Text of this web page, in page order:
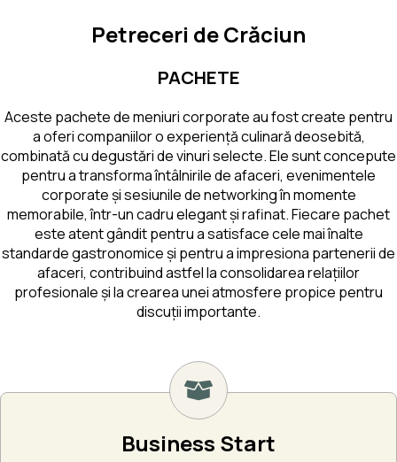
Petreceri de Crăciun
PACHETE
Aceste pachete de meniuri corporate au fost create pentru
a oferi companiilor o experiență culinară deosebită,
combinată cu degustări de vinuri selecte. Ele sunt concepute
pentru a transforma întâlnirile de afaceri, evenimentele
corporate și sesiunile de networking în momente
memorabile, într-un cadru elegant și rafinat. Fiecare pachet
este atent gândit pentru a satisface cele mai înalte
standarde gastronomice și pentru a impresiona partenerii de
afaceri, contribuind astfel la consolidarea relațiilor
profesionale și la crearea unei atmosfere propice pentru
discuții importante.
Business Start